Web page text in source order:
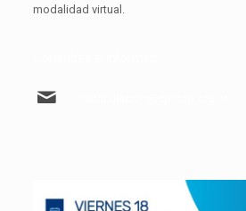
modalidad virtual.